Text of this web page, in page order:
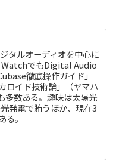
タルオーディオを中心に
WatchでもDigital Audio
徹底操作ガイド」
ロイド技術論」（ヤマハ
多数ある。趣味は太陽光
発電で賄うほか、現在3
。